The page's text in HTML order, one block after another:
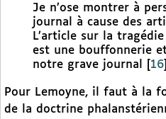
Je n’ose montrer à
journal à cause des
L’article sur la
est une bouffonnerie
notre grave journal
16
Pour Lemoyne, il faut à la
de la doctrine